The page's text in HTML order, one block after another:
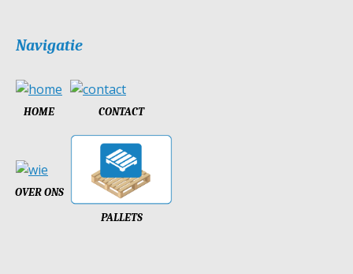
Navigatie
HOME CONTACT
OVER ONS
PALLETS